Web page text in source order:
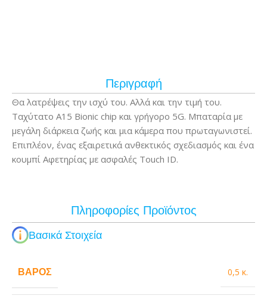
Περιγραφή
Θα λατρέψεις την ισχύ του. Αλλά και την τιμή του.
Ταχύτατο A15 Bionic chip και γρήγορο 5G. Μπαταρία με
μεγάλη διάρκεια ζωής και μια κάμερα που πρωταγωνιστεί.
Επιπλέον, ένας εξαιρετικά ανθεκτικός σχεδιασμός και ένα
κουμπί Αφετηρίας με ασφαλές Touch ID.
Πληροφορίες Προϊόντος
Βασικά Στοιχεία
ΒΆΡΟΣ 0,5 κ.